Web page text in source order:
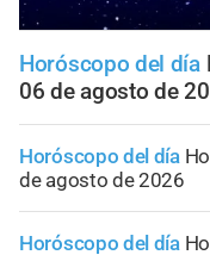
Horóscopo del día
06 de agosto de
Horóscopo del día
de agosto de 2026
Horóscopo del día